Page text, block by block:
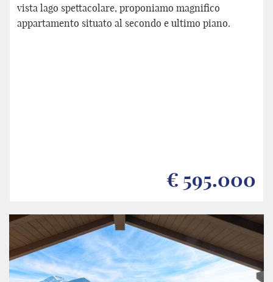
vista lago spettacolare, proponiamo magnifico
appartamento situato al secondo e ultimo piano.
€ 595.000